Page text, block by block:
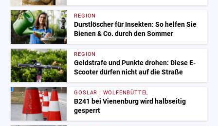
REGION
Durstlöscher für Insekten: So helfen Sie
Bienen & Co. durch den Sommer
REGION
Geldstrafe und Punkte drohen: Diese E-
Scooter dürfen nicht auf die Straße
GOSLAR | WOLFENBÜTTEL
B241 bei Vienenburg wird halbseitig
gesperrt